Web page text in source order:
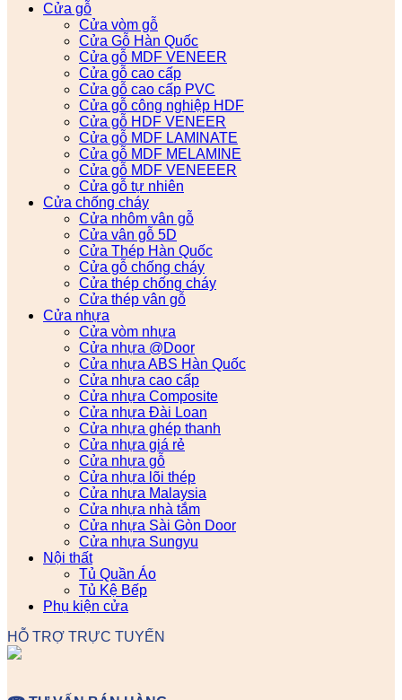
Cửa gỗ
Cửa vòm gỗ
Cửa Gỗ Hàn Quốc
Cửa gỗ MDF VENEER
Cửa gỗ cao cấp
Cửa gỗ cao cấp PVC
Cửa gỗ công nghiệp HDF
Cửa gỗ HDF VENEER
Cửa gỗ MDF LAMINATE
Cửa gỗ MDF MELAMINE
Cửa gỗ MDF VENEEER
Cửa gỗ tự nhiên
Cửa chống cháy
Cửa nhôm vân gỗ
Cửa vân gỗ 5D
Cửa Thép Hàn Quốc
Cửa gỗ chống cháy
Cửa thép chống cháy
Cửa thép vân gỗ
Cửa nhựa
Cửa vòm nhựa
Cửa nhựa @Door
Cửa nhựa ABS Hàn Quốc
Cửa nhựa cao cấp
Cửa nhựa Composite
Cửa nhựa Đài Loan
Cửa nhựa ghép thanh
Cửa nhựa giá rẻ
Cửa nhựa gỗ
Cửa nhựa lõi thép
Cửa nhựa Malaysia
Cửa nhựa nhà tắm
Cửa nhựa Sài Gòn Door
Cửa nhựa Sungyu
Nội thất
Tủ Quần Áo
Tủ Kệ Bếp
Phụ kiện cửa
HỖ TRỢ TRỰC TUYẾN